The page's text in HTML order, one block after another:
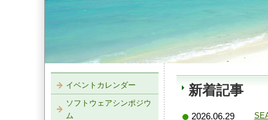
新着記事
2026.06.29
イベントカレンダー
ソフトウェアシンポジウ
ム